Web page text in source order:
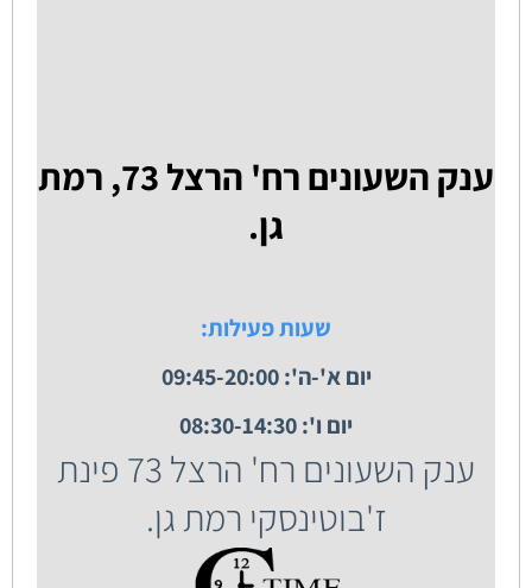
ענק השעונים רח' הרצל 73, רמת
גן.
שעות פעילות:
יום א'-ה': 09:45-20:00
יום ו': 08:30-14:30
ענק השעונים רח' הרצל 73 פינת
ז'בוטינסקי רמת גן.